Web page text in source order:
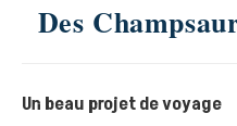
Des
Un beau projet de voyage